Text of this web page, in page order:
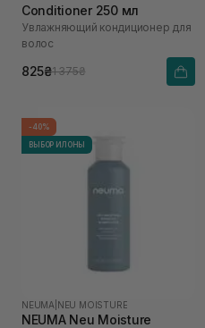
Conditioner 250 мл
Увлажняющий кондиционер для
волос
825₴1 375₴
-40%
ВЫБОР ИЛОНЫ
NEUMA NEU MOISTURE
NEUMA Neu Moisture